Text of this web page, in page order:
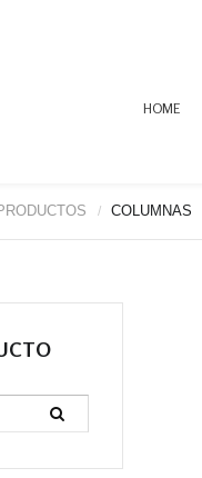
HOME
/ COLUMNAS